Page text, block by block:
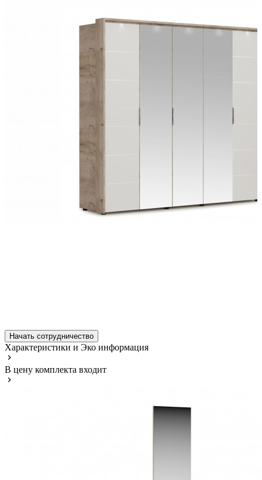
Начать сотрудничество
Характеристики и Эко информация
В цену комплекта входит